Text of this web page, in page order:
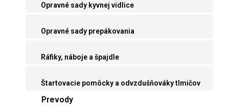
Opravné sady kyvnej vidlice
Opravné sady prepákovania
Ráfiky, náboje a špajdle
Štartovacie pomôcky a odvzdušňováky tlmičov
Prevody